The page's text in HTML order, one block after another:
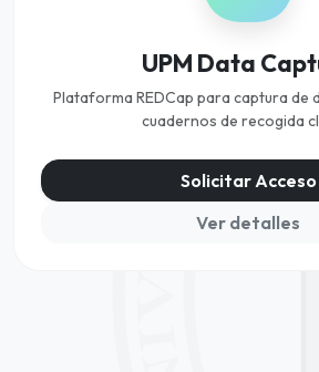
UPM Data
Plataforma REDCap para captura de
cuadernos de recogida
Solicitar Acceso
Ver detalles